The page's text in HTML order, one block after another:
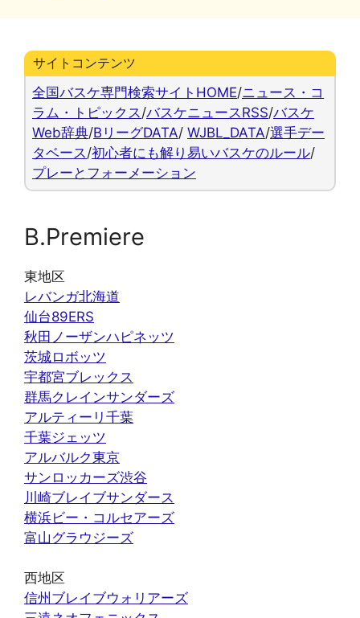
サイトコンテンツ
全国バスケ専門検索サイトHOME/ニュース・コ
ラム・トピックス /バスケニュースRSS/バスケ
Web辞典/BリーグDATA/ WJBL_DATA/選手デー
タベース /初心者にも解り易いバスケのルール/
プレーとフォーメーション
B.Premiere
東地区
レバンガ北海道
仙台89ERS
秋田ノーザンハピネッツ
茨城ロボッツ
宇都宮ブレックス
群馬クレインサンダーズ
アルティーリ千葉
千葉ジェッツ
アルバルク東京
サンロッカーズ渋谷
川崎ブレイブサンダース
横浜ビー・コルセアーズ
富山グラウジーズ
西地区
信州ブレイブウォリアーズ